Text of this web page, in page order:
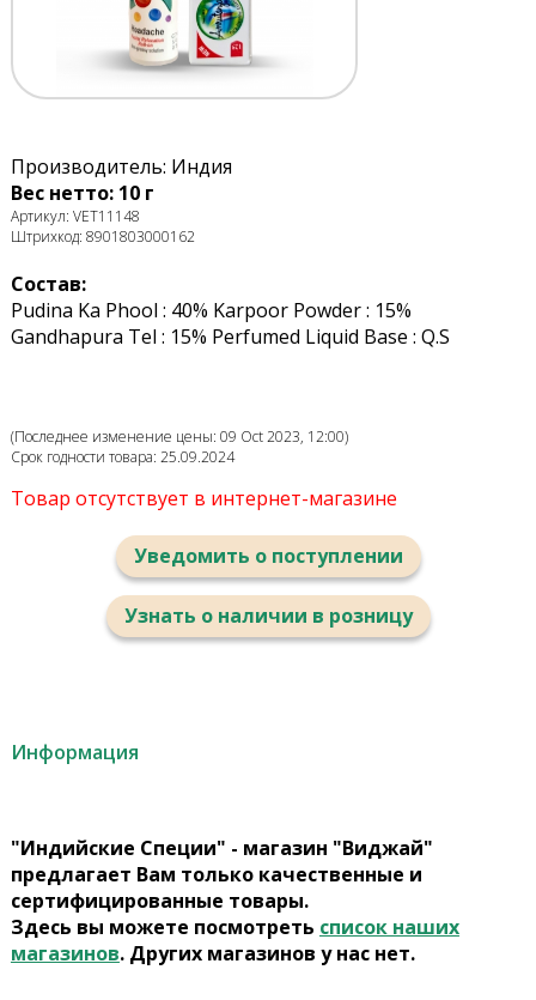
Производитель: Индия
Вес нетто: 10 г
Артикул: VET11148
Штрихкод: 8901803000162
Состав:
Pudina Ka Phool : 40% Karpoor Powder : 15%
Gandhapura Tel : 15% Perfumed Liquid Base : Q.S
(Последнее изменение цены: 09 Oct 2023, 12:00)
Срок годности товара: 25.09.2024
Товар отсутствует в интернет-магазине
Уведомить о поступлении
Узнать о наличии в розницу
Информация
"Индийские Специи" - магазин "Виджай"
предлагает Вам только качественные и
сертифицированные товары.
Здесь вы можете посмотреть список наших
магазинов. Других магазинов у нас нет.